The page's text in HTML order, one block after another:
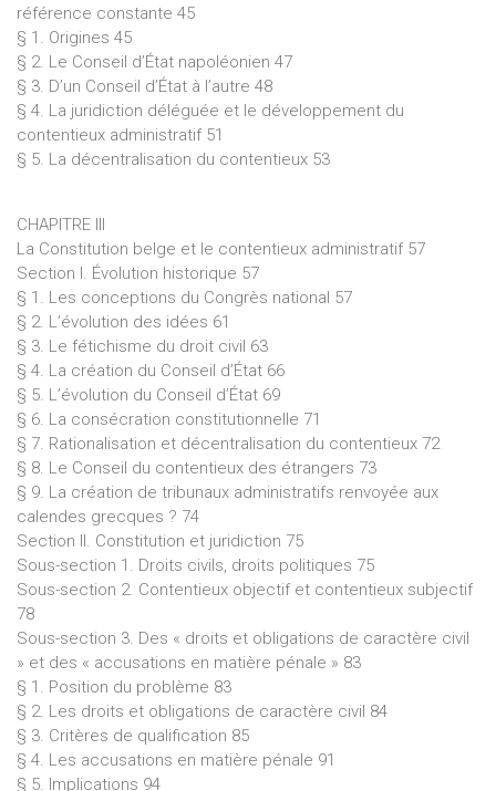
référence constante 45
§ 1. Origines 45
§ 2. Le Conseil d’État napoléonien 47
§ 3. D’un Conseil d’État à l’autre 48
§ 4. La juridiction déléguée et le développement du
contentieux administratif 51
§ 5. La décentralisation du contentieux 53
CHAPITRE III
La Constitution belge et le contentieux administratif 57
Section I. Évolution historique 57
§ 1. Les conceptions du Congrès national 57
§ 2. L’évolution des idées 61
§ 3. Le fétichisme du droit civil 63
§ 4. La création du Conseil d’État 66
§ 5. L’évolution du Conseil d’État 69
§ 6. La consécration constitutionnelle 71
§ 7. Rationalisation et décentralisation du contentieux 72
§ 8. Le Conseil du contentieux des étrangers 73
§ 9. La création de tribunaux administratifs renvoyée aux
calendes grecques ? 74
Section II. Constitution et juridiction 75
Sous-section 1. Droits civils, droits politiques 75
Sous-section 2. Contentieux objectif et contentieux subjectif
78
Sous-section 3. Des « droits et obligations de caractère civil
» et des « accusations en matière pénale » 83
§ 1. Position du problème 83
§ 2. Les droits et obligations de caractère civil 84
§ 3. Critères de qualification 85
§ 4. Les accusations en matière pénale 91
§ 5. Implications 94